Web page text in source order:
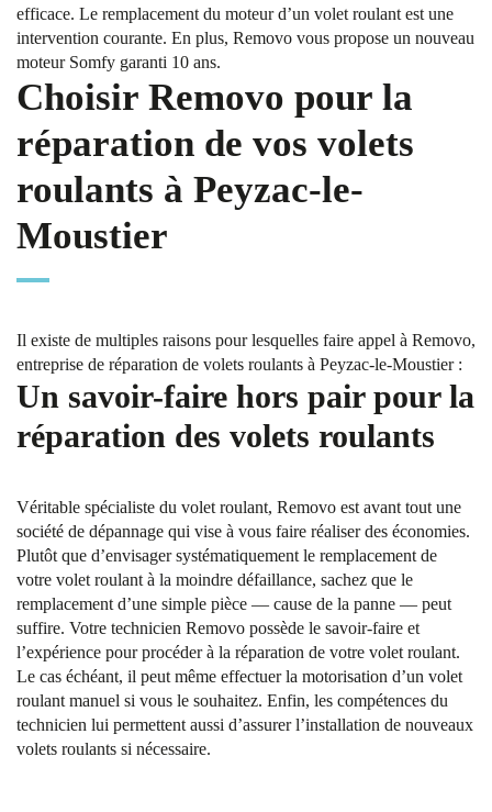
efficace. Le remplacement du moteur d’un volet roulant est une
intervention courante. En plus, Removo vous propose un nouveau
moteur Somfy garanti 10 ans.
Choisir Removo pour la
réparation de vos volets
roulants à Peyzac-le-
Moustier
Il existe de multiples raisons pour lesquelles faire appel à Removo,
entreprise de réparation de volets roulants à Peyzac-le-Moustier :
Un savoir-faire hors pair pour la
réparation des volets roulants
Véritable spécialiste du volet roulant, Removo est avant tout une
société de dépannage qui vise à vous faire réaliser des économies.
Plutôt que d’envisager systématiquement le remplacement de
votre volet roulant à la moindre défaillance, sachez que le
remplacement d’une simple pièce — cause de la panne — peut
suffire. Votre technicien Removo possède le savoir-faire et
l’expérience pour procéder à la réparation de votre volet roulant.
Le cas échéant, il peut même effectuer la motorisation d’un volet
roulant manuel si vous le souhaitez. Enfin, les compétences du
technicien lui permettent aussi d’assurer l’installation de nouveaux
volets roulants si nécessaire.